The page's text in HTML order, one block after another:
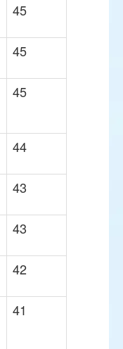
45
45
45
44
43
43
42
41